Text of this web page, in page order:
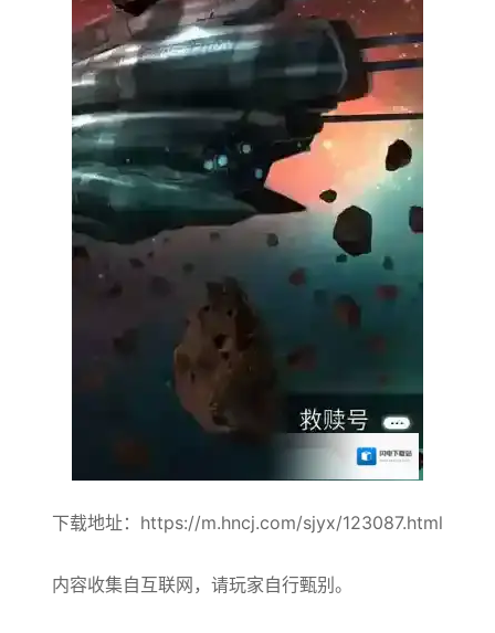
下载地址：https://m.hncj.com/sjyx/123087.html
内容收集自互联网，请玩家自行甄别。